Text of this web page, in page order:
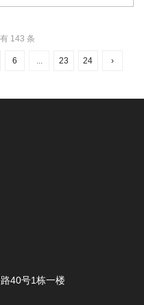
锯片uv打印机厂家,石材锯片
143 条
6 ... 23 24 ›
40号1栋一楼